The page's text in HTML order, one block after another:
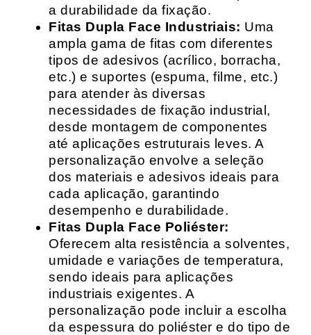
a durabilidade da fixação.
Fitas Dupla Face Industriais: Uma
ampla gama de fitas com diferentes
tipos de adesivos (acrílico, borracha,
etc.) e suportes (espuma, filme, etc.)
para atender às diversas
necessidades de fixação industrial,
desde montagem de componentes
até aplicações estruturais leves. A
personalização envolve a seleção
dos materiais e adesivos ideais para
cada aplicação, garantindo
desempenho e durabilidade.
Fitas Dupla Face Poliéster:
Oferecem alta resistência a solventes,
umidade e variações de temperatura,
sendo ideais para aplicações
industriais exigentes. A
personalização pode incluir a escolha
da espessura do poliéster e do tipo de